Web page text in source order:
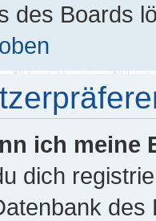
des Boards
ich meine
dich